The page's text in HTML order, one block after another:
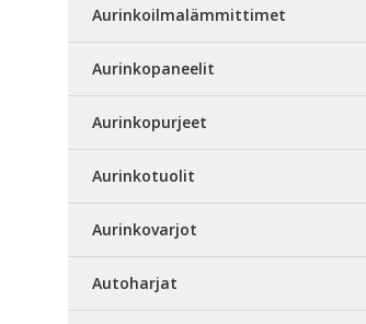
Aurinkoilmalämmittimet
Aurinkopaneelit
Aurinkopurjeet
Aurinkotuolit
Aurinkovarjot
Autoharjat